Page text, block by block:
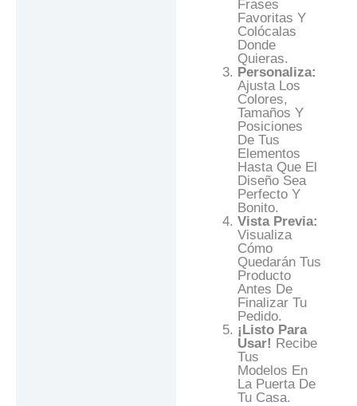
Frases
Favoritas Y
Colócalas
Donde
Quieras.
Personaliza:
Ajusta Los
Colores,
Tamaños Y
Posiciones
De Tus
Elementos
Hasta Que El
Diseño Sea
Perfecto Y
Bonito.
Vista Previa:
Visualiza
Cómo
Quedarán Tus
Producto
Antes De
Finalizar Tu
Pedido.
¡Listo Para
Usar! Recibe
Tus
Modelos En
La Puerta De
Tu Casa.